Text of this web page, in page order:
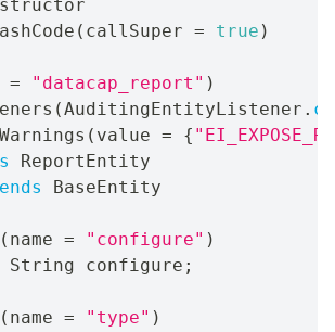
( callSuper = true )
= "datacap_report" )
(AuditingEntityListener .
( value = {
ReportEntity
BaseEntity
( name = "configure" )
String configure ;
( name = "type" )